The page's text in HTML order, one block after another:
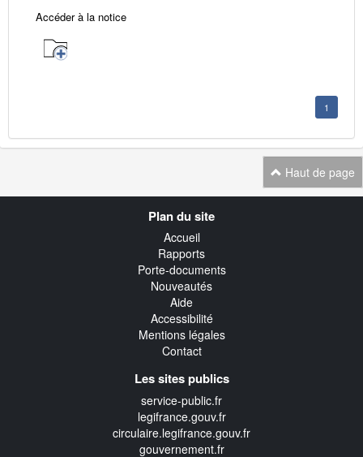
Accéder à la notice
1
Haut de page
Plan du site
Accueil
Rapports
Porte-documents
Nouveautés
Aide
Accessibilité
Mentions légales
Contact
Les sites publics
service-public.fr
legifrance.gouv.fr
circulaire.legifrance.gouv.fr
gouvernement.fr